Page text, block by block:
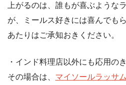
上がるのは、誰もが喜ぶような
が、ミールス好きには喜んでも
あたりはご承知おきください。
・インド料理店以外にも応用の
その場合は、 マイソールラッサム